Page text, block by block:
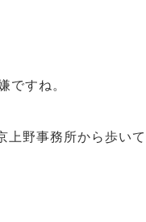
ですね。
上野事務所から歩い